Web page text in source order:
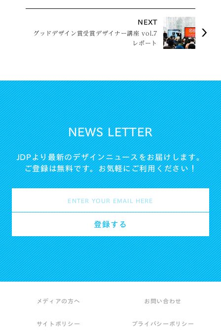
NEXT
グッドデザイン賞受賞デザイナー講座 vol.7
レポート
NEWS LETTER
JDPより最新のデザインニュースをお届けします。
ご登録は無料です。お気軽にご利用ください！
メディアの方へ お問い合わせ
サイトポリシー プライバシーポリシー